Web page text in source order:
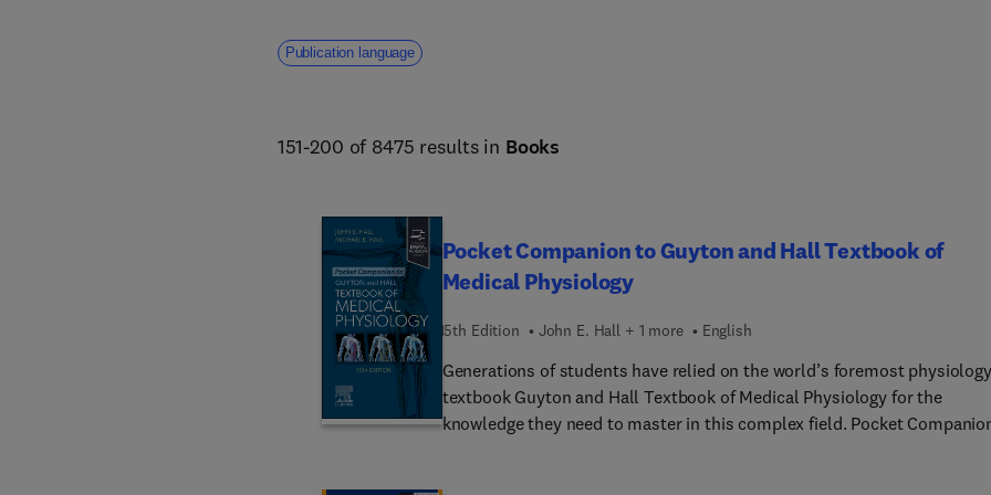
Publication language
151-200 of 8475 results in Books
Pocket Companion to Guyton and Hall Textbook of
Medical Physiology
15th Edition John E. Hall + 1 more English
Generations of students have relied on the world’s foremost physiology
textbook Guyton and Hall Textbook of Medical Physiology for the
knowledge they need to master in this complex field. Pocket